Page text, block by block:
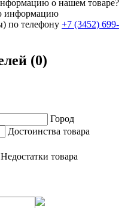
о нашем товаре?
информацию
по телефону +7 (3452) 699-
(0)
Город
Достоинства товара
Недостатки товара